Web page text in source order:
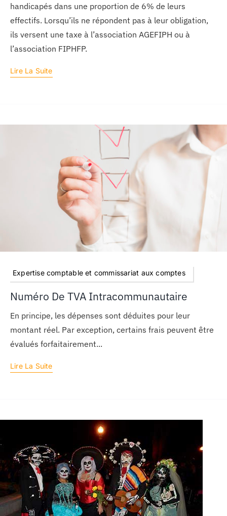
handicapés dans une proportion de 6% de leurs
effectifs. Lorsqu’ils ne répondent pas à leur obligation,
ils versent une taxe à l’association AGEFIPH ou à
l’association FIPHFP.
Lire La Suite
Expertise comptable et commissariat aux comptes
Numéro De TVA Intracommunautaire
En principe, les dépenses sont déduites pour leur
montant réel. Par exception, certains frais peuvent être
évalués forfaitairement...
Lire La Suite